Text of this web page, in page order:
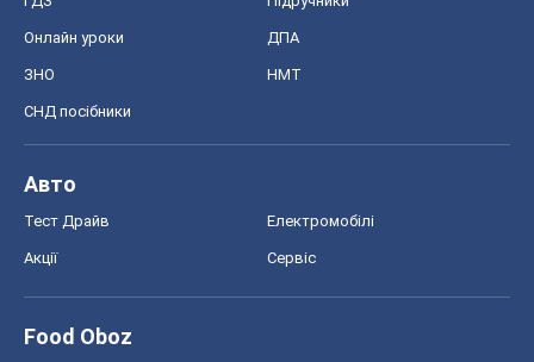
Онлайн уроки ДПА
ЗНО НМТ
СНД посібники
Авто
Тест Драйв Електромобілі
Акції Сервіс
Food Oboz